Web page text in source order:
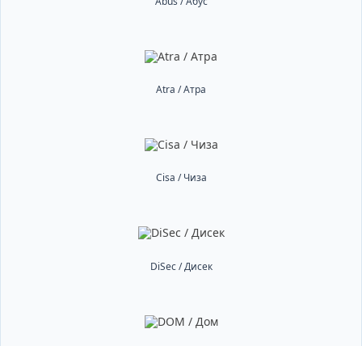
Atra / Атра
Cisa / Чиза
DiSec / Дисек